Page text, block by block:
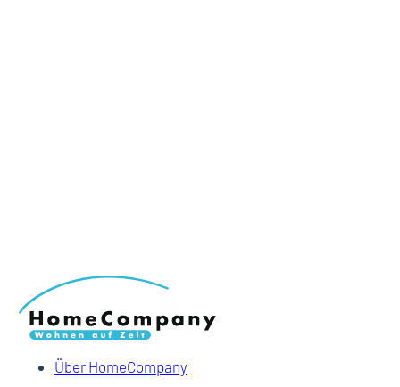
Über HomeCompany